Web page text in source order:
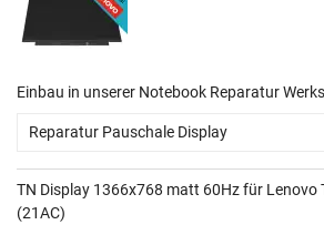
Einbau in unserer Notebook Reparatur
Reparatur Pauschale Display
TN Display 1366x768 matt 60Hz für Lenovo
(21AC)